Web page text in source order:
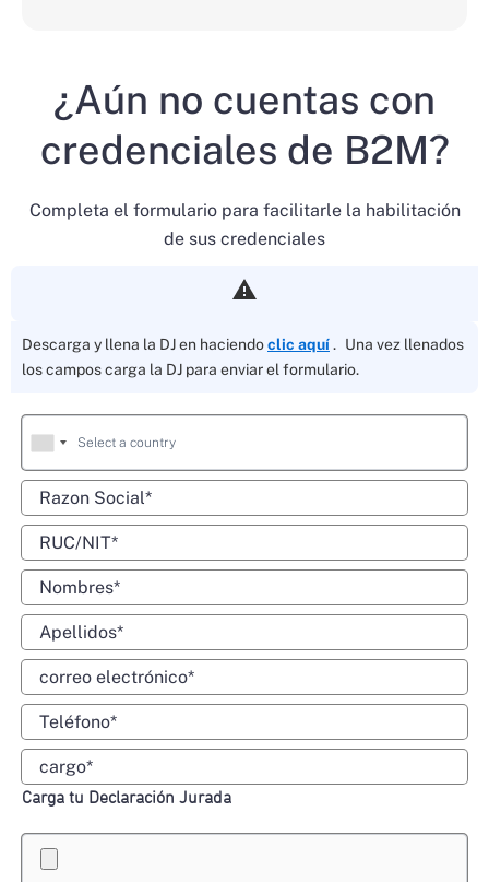
¿Aún no cuentas con
credenciales de B2M?
Completa el formulario para facilitarle la habilitación
de sus credenciales
Descarga y llena la DJ en haciendoclic aquí. Una vez llenados
los campos carga la DJ para enviar el formulario.
Carga tu Declaración Jurada